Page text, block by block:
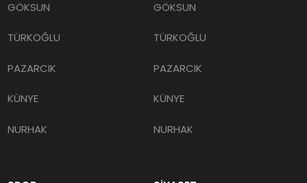
GÖKSUN
TÜRKOĞLU
PAZARCIK
KÜNYE
NURHAK
GÖKSUN
TÜRKOĞLU
PAZARCIK
KÜNYE
NURHAK